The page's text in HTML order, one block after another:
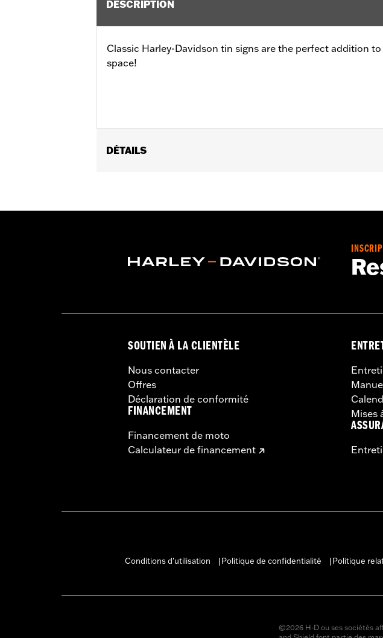
DESCRIPTION
Classic Harley-Davidson tin signs are the perfect addition to
space!
DÉTAILS
SOUTIEN À LA CLIENTÈLE
Nous contacter
Offres
Déclaration de conformité
FINANCEMENT
Financement de moto
Calculateur de financement
Mises
Conditions d'utilisation
Politique de confidentialité Politique
©2026 H-D ou ses sociétés